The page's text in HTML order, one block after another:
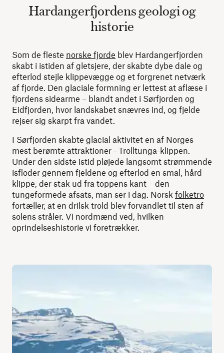
Hardangerfjordens geologi og
historie
Som de fleste norske fjorde blev Hardangerfjorden
skabt i istiden af ​​gletsjere, der skabte dybe dale og
efterlod stejle klippevægge og et forgrenet netværk
af fjorde. Den glaciale formning er lettest at aflæse i
fjordens sidearme – blandt andet i Sørfjorden og
Eidfjorden, hvor landskabet snævres ind, og fjelde
rejser sig skarpt fra vandet.
I Sørfjorden skabte glacial aktivitet en af ​​Norges
mest berømte attraktioner - Trolltunga-klippen.
Under den sidste istid pløjede langsomt strømmende
isfloder gennem fjeldene og efterlod en smal, hård
klippe, der stak ud fra toppens kant – den
tungeformede afsats, man ser i dag. Norsk folketro
fortæller, at en drilsk trold blev forvandlet til sten af ​​
solens stråler. Vi nordmænd ved, hvilken
oprindelseshistorie vi foretrækker.